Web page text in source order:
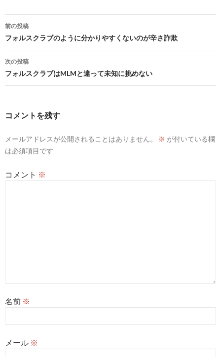
投
稿
ナ
ビ
ゲ
ョ
前の投稿
フォルスクラブのように分かりやすくないのが辛さ詐欺
次の投稿
フォルスクラブはMLMと違って未知に挑めない
コメントを残す
メールアドレスが公開されることはありません。 ※ が付いている欄
は必須項目です
コメント ※
名前 ※
メール ※